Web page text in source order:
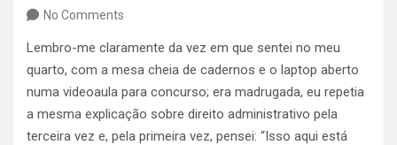
No Comments
Lembro-me claramente da vez em que sentei no meu
quarto, com a mesa cheia de cadernos e o laptop aberto
numa videoaula para concurso; era madrugada, eu repetia
a mesma explicação sobre direito administrativo pela
terceira vez e, pela primeira vez, pensei: “Isso aqui está